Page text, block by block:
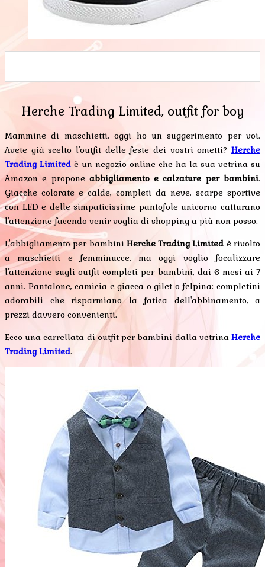
Herche Trading Limited, outfit for boy
Mammine di maschietti, oggi ho un suggerimento per voi.
Avete già scelto l'outfit delle feste dei vostri ometti? Herche
Trading Limited è un negozio online che ha la sua vetrina su
Amazon e propone abbigliamento e calzature per bambini.
Giacche colorate e calde, completi da neve, scarpe sportive
con LED e delle simpaticissime pantofole unicorno catturano
l'attenzione facendo venir voglia di shopping a più non posso.
L'abbigliamento per bambini Herche Trading Limited è rivolto
a maschietti e femminucce, ma oggi voglio focalizzare
l'attenzione sugli outfit completi per bambini, dai 6 mesi ai 7
anni. Pantalone, camicia e giacca o gilet o felpina: completini
adorabili che risparmiano la fatica dell'abbinamento, a
prezzi davvero convenienti.
Ecco una carrellata di outfit per bambini dalla vetrina Herche
Trading Limited.